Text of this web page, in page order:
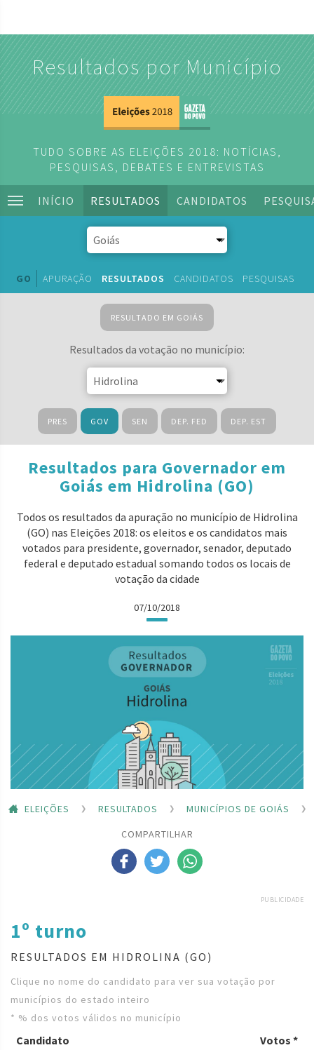
Resultados por Município
TUDO SOBRE AS ELEIÇÕES 2018: NOTÍCIAS,
PESQUISAS, DEBATES E ENTREVISTAS
INÍCIO RESULTADOS CANDIDATOS
GO APURAÇÃO RESULTADOS CANDIDATOS PESQUISAS
RESULTADO EM GOIÁS
Resultados da votação no município:
PRES GOV SEN DEP. FED DEP. EST
Resultados para Governador em
Goiás em Hidrolina (GO)
Todos os resultados da apuração no município de Hidrolina
(GO) nas Eleições 2018: os eleitos e os candidatos mais
votados para presidente, governador, senador, deputado
federal e deputado estadual somando todos os locais de
votação da cidade
07/10/2018
ELEIÇÕES RESULTADOS
MUNICÍPIOS DE GOIÁS
COMPARTILHAR
PUBLICIDADE
1º turno
RESULTADOS EM HIDROLINA (GO)
Clique no nome do candidato para ver sua votação por
municípios do estado inteiro
* % dos votos válidos no município
Candidato Votos *